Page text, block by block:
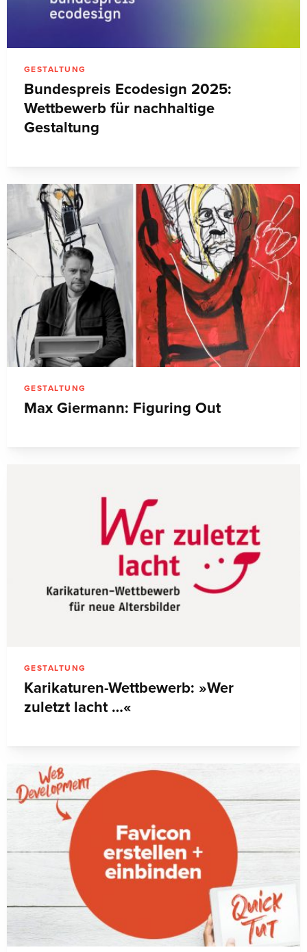
GESTALTUNG
Bundespreis Ecodesign 2025:
Wettbewerb für nachhaltige
Gestaltung
GESTALTUNG
Max Giermann: Figuring Out
GESTALTUNG
Karikaturen-Wettbewerb: »Wer
zuletzt lacht …«